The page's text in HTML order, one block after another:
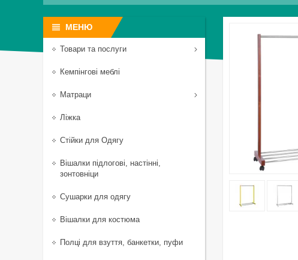
Товари та послуги
Кемпінгові меблі
Матраци
Ліжка
Стійки для Одягу
Вішалки підлогові, настінні,
зонтовніци
Сушарки для одягу
Вішалки для костюма
Полці для взуття, банкетки, пуфи